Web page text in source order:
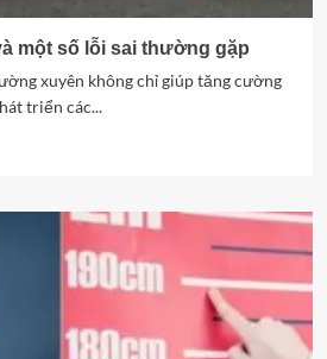
một số lỗi sai thường gặp
xuyên không chỉ giúp tăng cường
triển các...